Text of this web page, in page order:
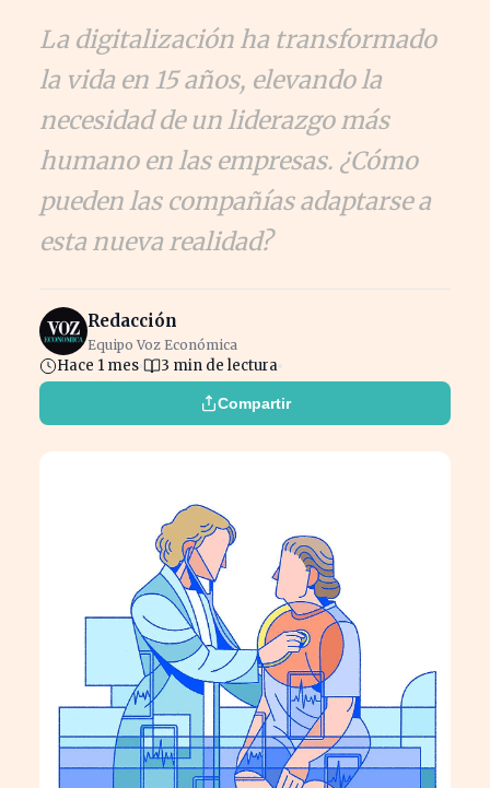
La digitalización ha transformado
la vida en 15 años, elevando la
necesidad de un liderazgo más
humano en las empresas. ¿Cómo
pueden las compañías adaptarse a
esta nueva realidad?
Redacción
Equipo Voz Económica
Hace 1 mes 3 min de lectura
Compartir